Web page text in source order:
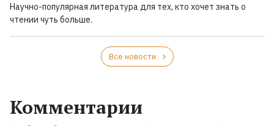
Научно-популярная литература для тех, кто хочет знать о
чтении чуть больше.
Все новости
Комментарии